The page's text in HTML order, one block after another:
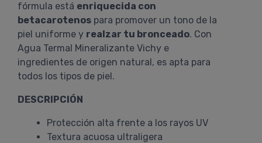
fórmula está enriquecida con
betacarotenos para promover un tono de la
piel uniforme y realzar tu bronceado. Con
Agua Termal Mineralizante Vichy e
ingredientes de origen natural, es apta para
todos los tipos de piel.
DESCRIPCIÓN
Protección alta frente a los rayos UV
Textura acuosa ultraligera